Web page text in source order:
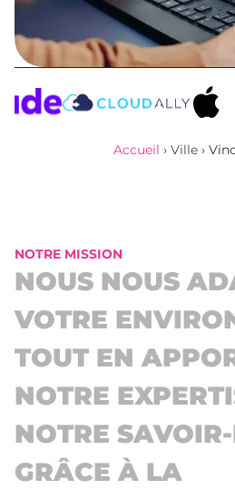
Accueil › Ville ›
NOTRE MISSION
NOUS NOUS
VOTRE
TOUT EN
NOTRE
NOTRE
GRÂCE À LA